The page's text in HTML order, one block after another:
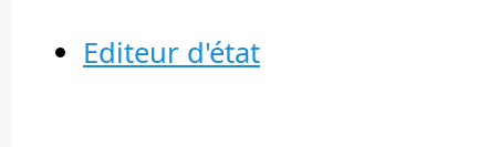
Editeur d'état